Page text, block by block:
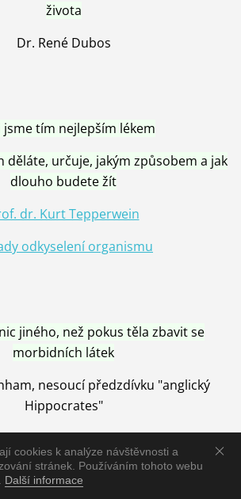
cookies k analýze návštěvnosti a
stránek. Používáním tohoto webu
Další informace
života
Dr. René Dubos
jsme tím nejlepším lékem
děláte, určuje, jakým způsobem a jak
dlouho budete žít
dr. Kurt Tepperwein
odkyselení organismu
jiného, než pokus těla zbavit se
morbidních látek
nesoucí předzdívku "anglický
Hippocrates"
jen pomocí Přírody, neutralizací a